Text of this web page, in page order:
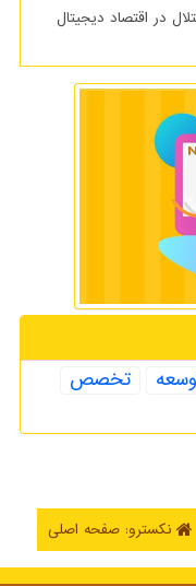
در اقتصاد دیجیتال
تخصص
نکسترو: صفحه اصلی